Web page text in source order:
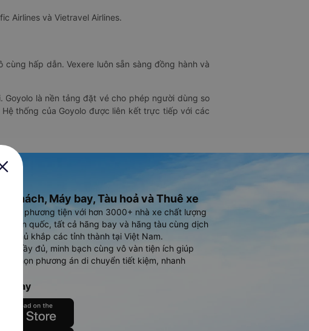
Airlines và Vietravel Airlines.
hấp dẫn. Vexere luôn sẵn sàng đồng hành và
Goyolo là nền tảng đặt vé cho phép người dùng so
thống của Goyolo được liên kết trực tiếp với các
khách, Máy bay, Tàu hoả và Thuê xe
đa phương tiện với hơn 3000+ nhà xe chất lượng
toàn quốc, tất cả hãng bay và hãng tàu cùng dịch
phủ khắp các tỉnh thành tại Việt Nam.
tin đầy đủ, minh bạch cùng vô vàn tiện ích giúp
chọn phương án di chuyển tiết kiệm, nhanh
ngay